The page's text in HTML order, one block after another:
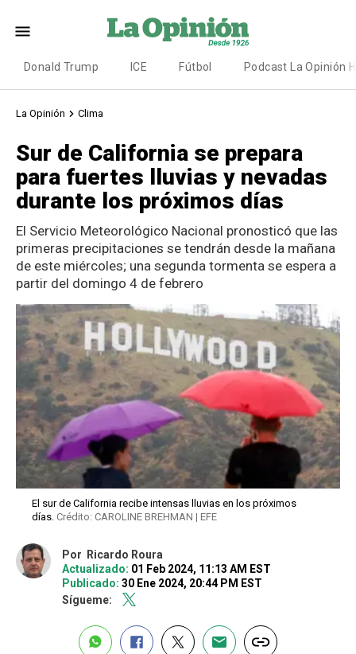
Donald Trump ICE Fútbol Podcast La Opinión
La Opinión Clima
Sur de California se prepara
para fuertes lluvias y nevadas
durante los próximos días
El Servicio Meteorológico Nacional pronosticó que las
primeras precipitaciones se tendrán desde la mañana
de este miércoles; una segunda tormenta se espera a
partir del domingo 4 de febrero
El sur de California recibe intensas lluvias en los próximos
días. Crédito: CAROLINE BREHMAN | EFE
Por
Ricardo Roura
Actualizado: 01 Feb 2024, 11:13 AM EST
Publicado: 30 Ene 2024, 20:44 PM EST
Sígueme: